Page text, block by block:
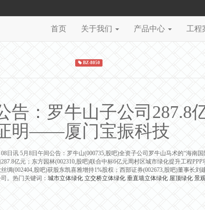
首页 关于我们 产品中心 工程
BZ-8050
告：罗牛山子公司287.8
明——厦门宝振科技
日讯 5月8日午间公告：罗牛山(000735,股吧)全资子公司罗牛山马术的“海南
亿元；东方园林(002310,股吧)联合中标6亿元周村区城市绿化提升工程
绸(002404,股吧)获股东凯喜雅增持1%股权；西部证券(002673,股吧)董事长
。热门关键词： 城市立体绿化 立交桥立体绿化 垂直墙立体绿化 屋顶绿化 景